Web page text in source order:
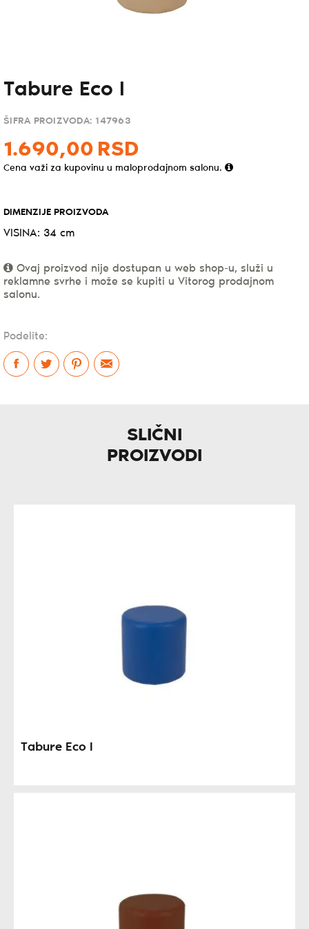
Tabure Eco I
ŠIFRA PROIZVODA: 147963
1.690,00 RSD
Cena važi za kupovinu u maloprodajnom salonu.
DIMENZIJE PROIZVODA
VISINA: 34 cm
Ovaj proizvod nije dostupan u web shop-u, služi u
reklamne svrhe i može se kupiti u Vitorog prodajnom
salonu.
Podelite:
SLIČNI
PROIZVODI
Tabure Eco I